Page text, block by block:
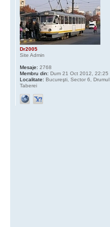
Dr2005
Site Admin
Mesaje: 2768
Membru din: Dum 21 Oct 2012, 22:25
Localitate: Bucureşti, Sector 6, Drumul
Taberei